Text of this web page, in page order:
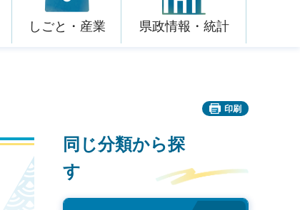
しごと・産業 県政情報・統計
印刷
同じ分類から探
す